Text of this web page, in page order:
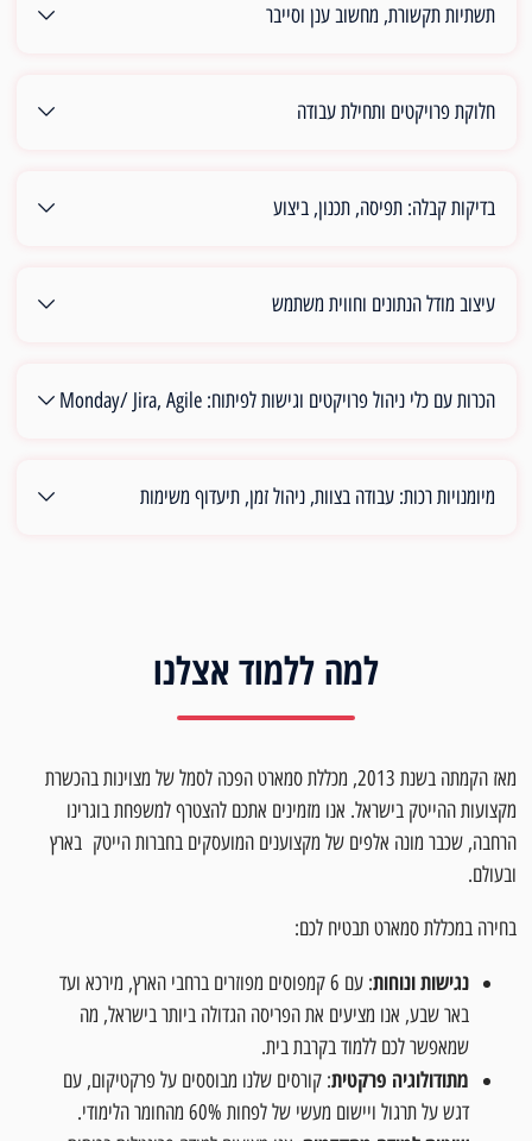
תשתיות תקשורת, מחשוב ענן וסייבר
חלוקת פרויקטים ותחילת עבודה
בדיקות קבלה: תפיסה, תכנון, ביצוע
עיצוב מודל הנתונים וחווית משתמש
הכרות עם כלי ניהול פרויקטים וגישות לפיתוח: Monday/ Jira, Agile
מיומנויות רכות: עבודה בצוות, ניהול זמן, תיעדוף משימות
למה ללמוד אצלנו
מאז הקמתה בשנת 2013, מכללת סמארט הפכה לסמל של מצוינות בהכשרת
מקצועות ההייטק בישראל. אנו מזמינים אתכם להצטרף למשפחת בוגרינו
הרחבה, שכבר מונה אלפים של מקצוענים המועסקים בחברות הייטק בארץ
ובעולם.
בחירה במכללת סמארט תבטיח לכם:
נגישות ונוחות
: עם 6 קמפוסים מפוזרים ברחבי הארץ, מירכא ועד
באר שבע, אנו מציעים את הפריסה הגדולה ביותר בישראל, מה
שמאפשר לכם ללמוד בקרבת בית.
מתודולוגיה פרקטית: קורסים שלנו מבוססים על פרקטיקום, עם
דגש על תרגול ויישום מעשי של לפחות 60% מהחומר הלימודי.